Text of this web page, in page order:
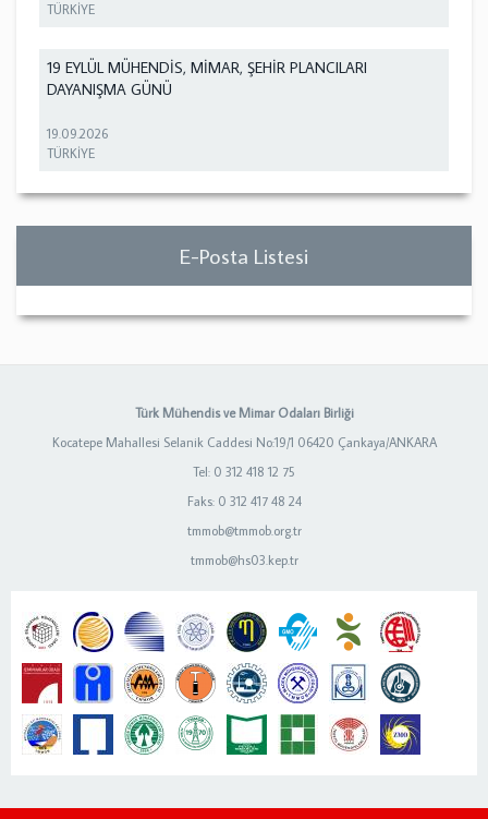
TÜRKİYE
19 EYLÜL MÜHENDİS, MİMAR, ŞEHİR PLANCILARI
DAYANIŞMA GÜNÜ
19.09.2026
TÜRKİYE
E-Posta Listesi
Türk Mühendis ve Mimar Odaları Birliği
Kocatepe Mahallesi Selanik Caddesi No:19/1 06420 Çankaya/ANKARA
Tel: 0 312 418 12 75
Faks: 0 312 417 48 24
tmmob@tmmob.org.tr
tmmob@hs03.kep.tr